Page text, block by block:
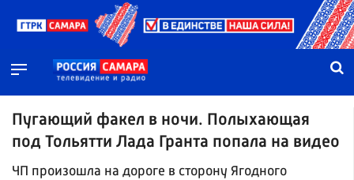
Пугающий факел в ночи. Полыхающая
под Тольятти Лада Гранта попала на видео
ЧП произошла на дороге в сторону Ягодного